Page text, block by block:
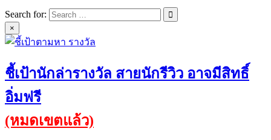
Search for:
×
ชี้เป้านักล่ารางวัล สายนักรีวิว อาจมีสิทธิ์
อิ่มฟรี
(หมดเขตแล้ว)